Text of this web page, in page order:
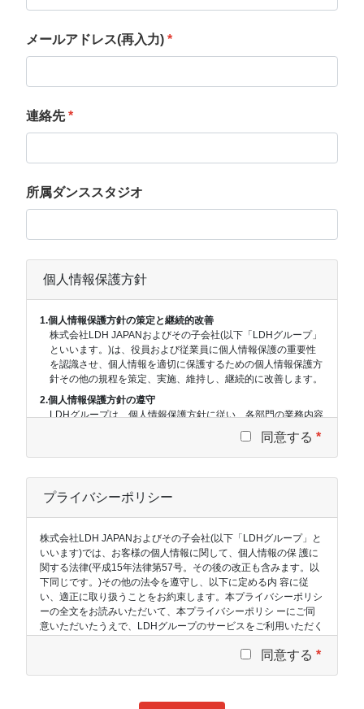
メールアドレス(再入力) *
連絡先*
所属ダンススタジオ
個人情報保護方針
1.個人情報保護方針の策定と継続的改善
株式会社LDH JAPANおよびその子会社(以下「LDHグループ」
といいます。)は、役員および従業員に個人情報保護の重要性
を認識させ、個人情報を適切に保護するための個人情報保護方
針その他の規程を策定、実施、維持し、継続的に改善します。
2.個人情報保護方針の遵守
LDHグループは、個人情報保護方針に従い、各部門の業務内容
および規模を考慮した適切な個人情報保護のための管理体制を
確立し、個人情報を適切に収集、利用、提供するとともに、ご
本人への個人情報の開示や訂正等、情報主体への適切な対応を
3.個人情報の正確性・安全性の確保
に、情報通信技術および管理組織体制の両面から合理的な安全
対策を講じて、個人情報への不正アクセス、個人情報の紛失、
破壊、改ざん、漏洩等の防止に努めます。
4.個人情報保護に関する法令およびその他の規範遵守
LDHグループは、個人情報の保護に関する法令の規定および行
政機関その他が特に定めた規範、ガイドライン等を遵守しま
す。
同意する *
プライバシーポリシー
株式会社LDH JAPANおよびその子会社(以下「LDHグループ」と
いいます)では、お客様の個人情報に関して、個人情報の保 護に
関する法律(平成15年法律第57号。その後の改正も含みます。以
下同じです。)その他の法令を遵守し、以下に定める内 容に従
い、適正に取り扱うことをお約束します。本プライバシーポリシ
ーの全文をお読みいただいて、本プライバシーポリシ ーにご同
意いただいたうえで、LDHグループのサービスをご利用いただく
同意する *